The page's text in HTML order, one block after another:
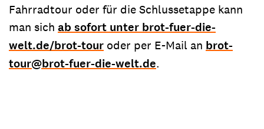
Fahrradtour oder für die Schlussetappe kann
man sich ab sofort unter brot-fuer-die-
welt.de/brot-tour oder per E-Mail an brot-
tour@brot-fuer-die-welt.de.